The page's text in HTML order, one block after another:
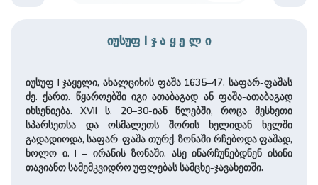
იუსუფ I ჯ ა ყ ე ლ ი
იუსუფ I ჯაყელი, ახალციხის ფაშა 1635–47. საფარ-ფაშას
ძე. ქართ. წყაროებში იგი ათაბაგად ან ფაშა-ათაბაგად
იხსენიება. XVII ს. 20–30-იან წლებში, როცა მესხეთი
სპარსეთსა და ოსმალეთს შორის ხელიდან ხელში
გადადიოდა, საფარ-ფაშა თურქ. ზონაში რჩებოდა ფაშად,
ხოლო ი. I – ირანის ზონაში. ასე ინარჩუნებდნენ ისინი
თავიანთ სამემკვიდრო უფლებას სამცხე-ჯავახეთში.